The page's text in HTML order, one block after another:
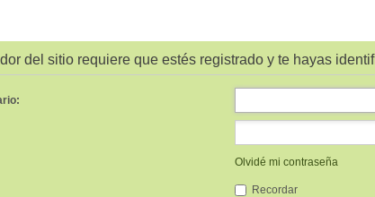
del sitio requiere que estés registrado y te hayas
Olvidé mi contraseña
Recordar